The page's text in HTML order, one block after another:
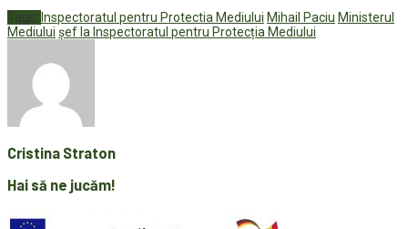
Tags: Inspectoratul pentru Protectia Mediului Mihail Paciu Ministerul
Mediului șef la Inspectoratul pentru Protecția Mediului
Cristina Straton
Hai să ne jucăm!